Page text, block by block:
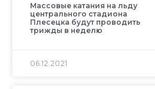
Массовые катания на льду
центрального стадиона
Плесецка будут проводить
трижды в неделю
06.12.2021